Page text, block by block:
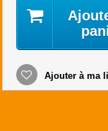
Ajouter à ma